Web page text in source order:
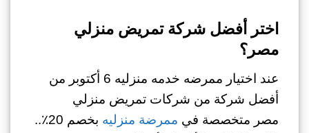
اختر أفضل شركة تمريض منزلي
مصر؟
عند اختيار
ممرضه خدمه منزليه 6 أكتوبر من
أفضل شركة من شركات تمريض منزلي
مصر متخصصة في ممرضة منزليه بخصم 20٪..